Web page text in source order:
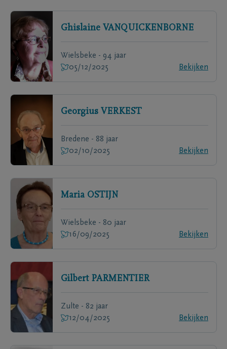
Ghislaine VANQUICKENBORNE
Wielsbeke - 94 jaar
05/12/2025
Bekijken
Georgius VERKEST
Bredene - 88 jaar
02/10/2025
Bekijken
Maria OSTIJN
Wielsbeke - 80 jaar
16/09/2025
Bekijken
Gilbert PARMENTIER
Zulte - 82 jaar
12/04/2025
Bekijken